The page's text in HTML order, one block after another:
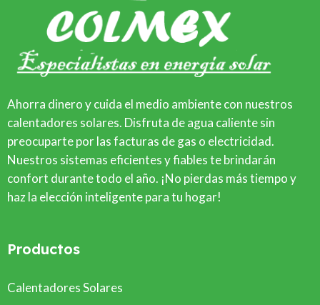
Ahorra dinero y cuida el medio ambiente con nuestros
calentadores solares. Disfruta de agua caliente sin
preocuparte por las facturas de gas o electricidad.
Nuestros sistemas eficientes y fiables te brindarán
confort durante todo el año. ¡No pierdas más tiempo y
haz la elección inteligente para tu hogar!
Productos
Calentadores Solares